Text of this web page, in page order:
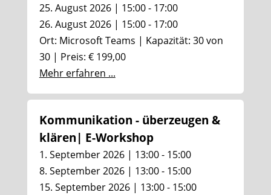
25. August 2026 | 15:00 - 17:00
26. August 2026 | 15:00 - 17:00
Ort: Microsoft Teams | Kapazität: 30 von
30 | Preis: € 199,00
Mehr erfahren ...
Kommunikation - überzeugen &
klären| E-Workshop
1. September 2026 | 13:00 - 15:00
8. September 2026 | 13:00 - 15:00
15. September 2026 | 13:00 - 15:00